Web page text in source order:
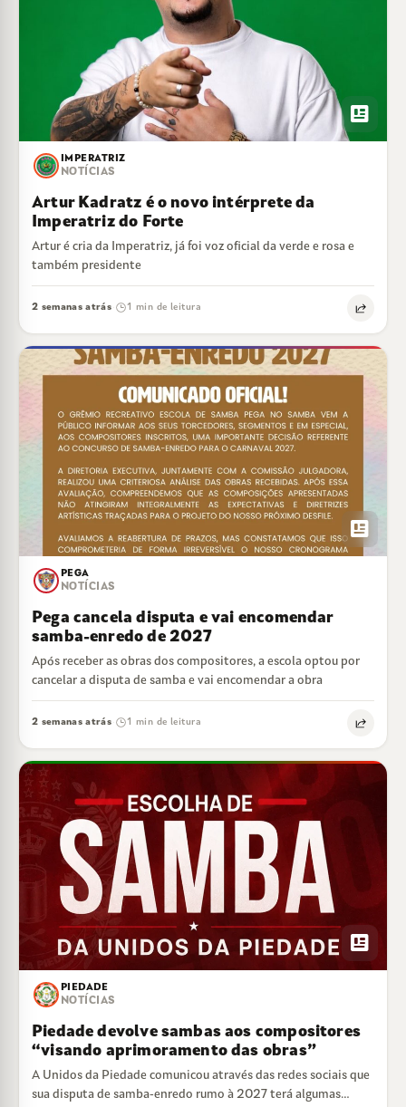
newsmode
IMPERATRIZ
NOTÍCIAS
Artur Kadratz é o novo intérprete da
Imperatriz do Forte
Artur é cria da Imperatriz, já foi voz oficial da verde e rosa e
também presidente
2 semanas atrás· 1 min de leitura
newsmode
PEGA
NOTÍCIAS
Pega cancela disputa e vai encomendar
samba-enredo de 2027
Após receber as obras dos compositores, a escola optou por
cancelar a disputa de samba e vai encomendar a obra
2 semanas atrás· 1 min de leitura
newsmode
PIEDADE
NOTÍCIAS
Piedade devolve sambas aos compositores
“visando aprimoramento das obras”
A Unidos da Piedade comunicou através das redes sociais que
sua disputa de samba-enredo rumo à 2027 terá algumas